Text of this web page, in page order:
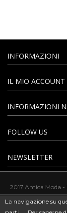
INFORMAZIONI
IL MIO ACCOUNT
INFORMAZIONI
FOLLOW US
NEWSLETTER
La navigazione su
2017 Amica Moda -